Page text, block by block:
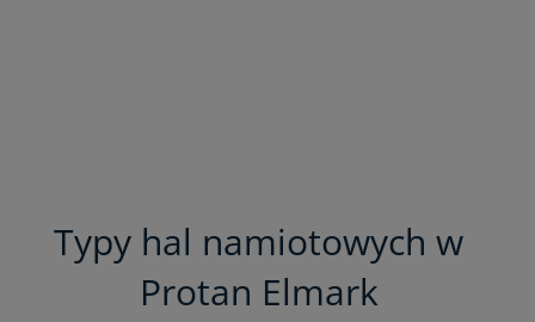
Typy hal namiotowych w
Protan Elmark